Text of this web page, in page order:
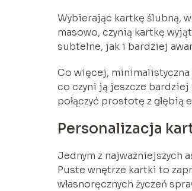
Wybierając kartkę ślubną,
masowo, czynią kartkę
subtelne, jak i bardziej
Co więcej,
co czyni ją jeszcze
połączyć prostotę z
Personalizacja
Jednym z najważniejszych
Puste wnętrze kartki to
własnoręcznych życzeń